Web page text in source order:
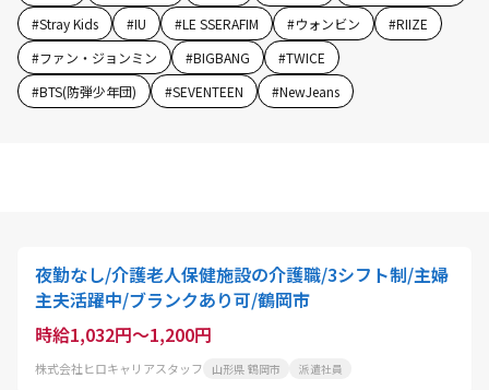
#Stray Kids #IU #LE SSERAFIM #ウォンビン #RIIZE
#ファン・ジョンミン #BIGBANG #TWICE
#BTS(防弾少年団) #SEVENTEEN #NewJeans
夜勤なし/介護老人保健施設の介護職/3シフト制/主婦
主夫活躍中/ブランクあり可/鶴岡市
時給1,032円～1,200円
株式会社ヒロキャリアスタッフ 山形県 鶴岡市 派遣社員